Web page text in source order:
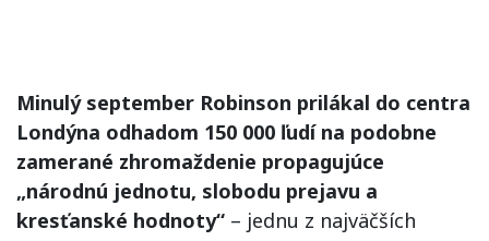
Minulý september Robinson prilákal do centra
Londýna odhadom 150 000 ľudí na podobne
zamerané zhromaždenie propagujúce
„národnú jednotu, slobodu prejavu a
kresťanské hodnoty“ – jednu z najväčších